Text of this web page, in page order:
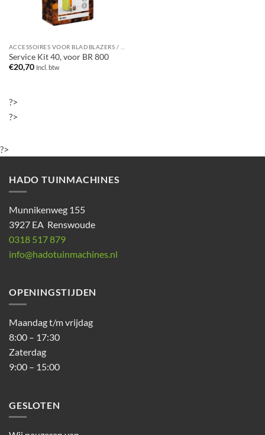
Service Kit 40, voor BR 800
€20,70 Incl. btw
?>
?>
?>
HADO TUINMACHINES
Munnikenweg 155
3927 EA Renswoude
0318 517 879
info@hadotuinmachines.nl
OPENINGSTIJDEN
Maandag t/m vrijdag
8:00 – 17:30
Zaterdag
9:00 – 15:00
GESLOTEN